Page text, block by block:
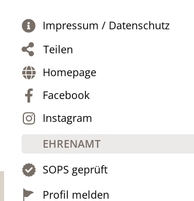
Impressum / Datenschutz
Teilen
Homepage
Facebook
Instagram
EHRENAMT
SOPS geprüft
Profil melden